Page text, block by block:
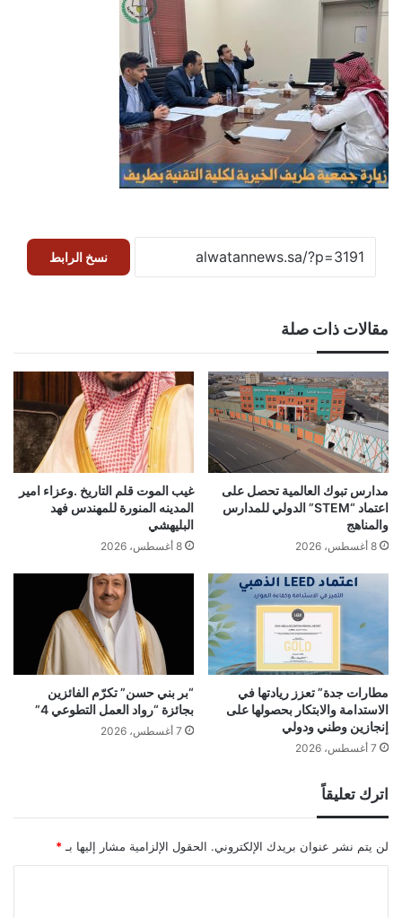
نسخ الرابط
مقالات ذات صلة
مدارس تبوك العالمية تحصل على
اعتماد “STEM” الدولي للمدارس
والمناهج
8 أغسطس، 2026
غيب الموت قلم التاريخ .وعزاء امير
المدينه المنورة للمهندس فهد
البليهشي
8 أغسطس، 2026
مطارات جدة” تعزز ريادتها في
الاستدامة والابتكار بحصولها على
إنجازين وطني ودولي
7 أغسطس، 2026
“بر بني حسن” تكرّم الفائزين
بجائزة “رواد العمل التطوعي 4”
7 أغسطس، 2026
اترك تعليقاً
لن يتم نشر عنوان بريدك الإلكتروني. الحقول الإلزامية مشار إليها بـ*